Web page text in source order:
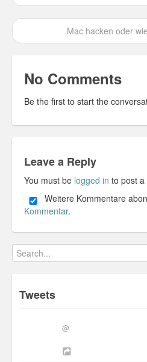
Mac hacken oder
No Comments
Be the first to start the
Leave a Reply
You must be logged in to post a
Weitere Kommentare
Kommentar.
Tweets
@